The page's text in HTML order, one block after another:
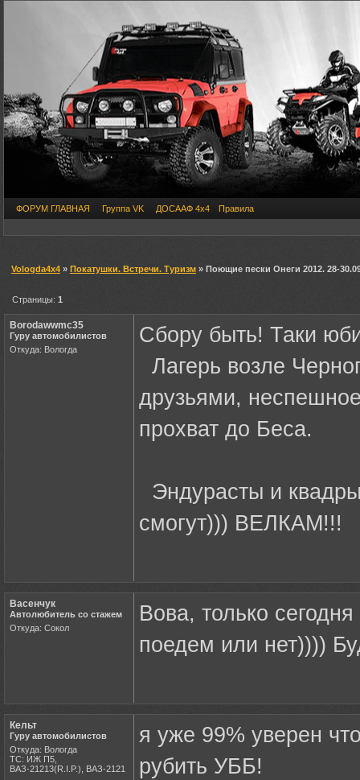
ФОРУМ ГЛАВНАЯ Группа VK ДОСААФ 4х4 Правила
Vologda4x4 » Покатушки. Встречи. Туризм » Поющие пески Онеги 2012. 28-
Страницы:1
Borodawwmc35
Гуру автомобилистов
Откуда: Вологда
Сбору быть! Таки
Лагерь возле
друзьями,
прохват до Беса.
Эндурасты и
смогут))) ВЕЛКАМ!!!
Васенчук
Автолюбитель со стажем
Откуда: Сокол
Вова, только
поедем или нет))))
Кельт
Гуру автомобилистов
Откуда: Вологда
ТС: ИЖ П5,
ВАЗ-21213(R.I.P.), ВАЗ-2121
я уже 99% уверен
рубить УББ!